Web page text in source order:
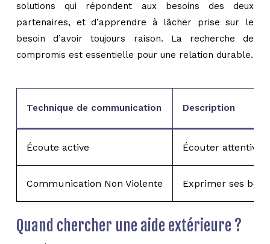
solutions qui répondent aux besoins des deux
partenaires, et d’apprendre à lâcher prise sur le
besoin d’avoir toujours raison. La recherche de
compromis est essentielle pour une relation durable.
Technique de communication Description
Écoute active Écouter
Communication Non Violente Exprimer ses
Quand chercher une aide extérieure ?